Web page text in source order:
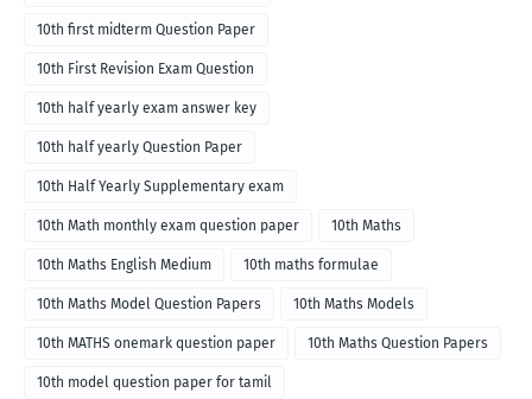
10th first midterm Question Paper
10th First Revision Exam Question
10th half yearly exam answer key
10th half yearly Question Paper
10th Half Yearly Supplementary exam
10th Math monthly exam question paper 10th Maths
10th Maths English Medium 10th maths formulae
10th Maths Model Question Papers 10th Maths Models
10th MATHS onemark question paper 10th Maths Question Papers
10th model question paper for tamil